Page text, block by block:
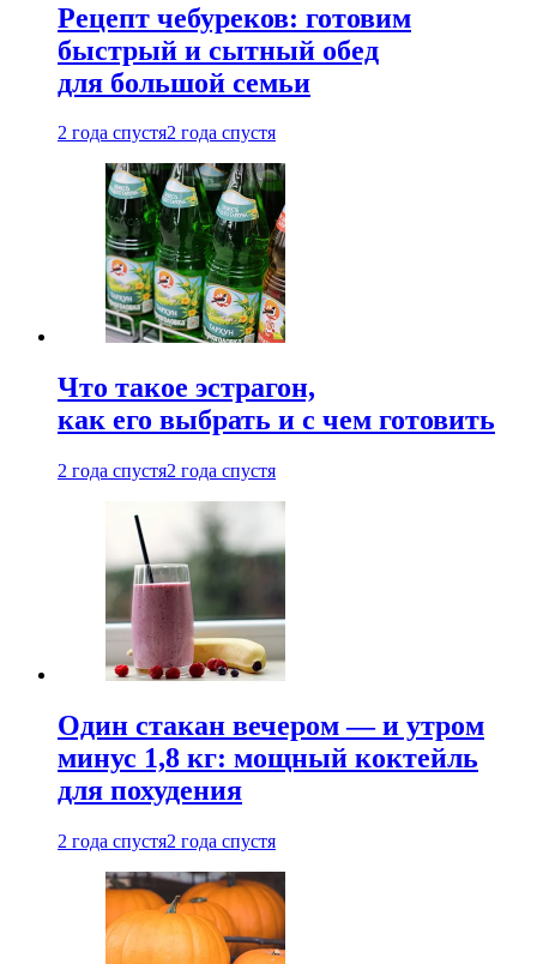
Рецепт чебуреков: готовим
быстрый и сытный обед
для большой семьи
2 года спустя2 года спустя
Что такое эстрагон,
как его выбрать и с чем готовить
2 года спустя2 года спустя
Один стакан вечером — и утром
минус 1,8 кг: мощный коктейль
для похудения
2 года спустя2 года спустя